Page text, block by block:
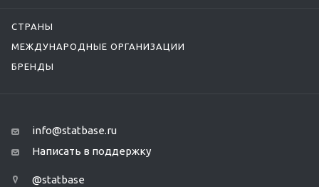
СТРАНЫ
МЕЖДУНАРОДНЫЕ ОРГАНИЗАЦИИ
БРЕНДЫ
info@statbase.ru
Написать в поддержку
@statbase